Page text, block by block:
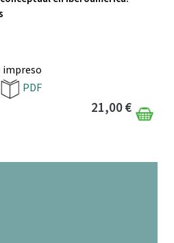
PDF
21,00 €